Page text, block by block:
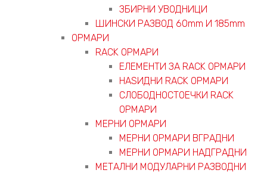
ЗБИРНИ УВОДНИЦИ
ШИНСКИ РАЗВОД 60mm И 185mm
ОРМАРИ
RACK ОРМАРИ
ЕЛЕМЕНТИ ЗА RACK ОРМАРИ
НАЅИДНИ RACK ОРМАРИ
СЛОБОДНОСТОЕЧКИ RACK
ОРМАРИ
МЕРНИ ОРМАРИ
МЕРНИ ОРМАРИ ВГРАДНИ
МЕРНИ ОРМАРИ НАДГРАДНИ
МЕТАЛНИ МОДУЛАРНИ РАЗВОДНИ